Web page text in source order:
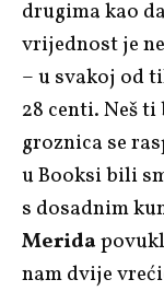
drugima kao
vrijednost je
– u svakoj od
28 centi. Neš
groznica se
u Booksi bili
s dosadnim
Merida
nam dvije